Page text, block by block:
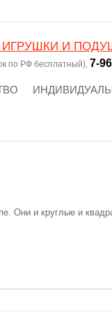
И
по РФ бесплатный), 7-
Они и круглые и